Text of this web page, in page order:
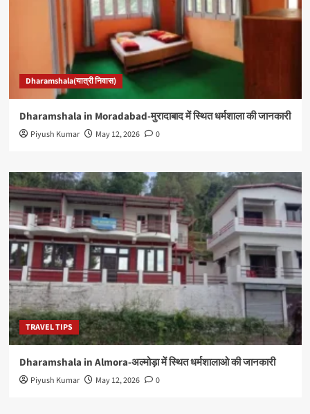
Dharamshala(यात्री निवास)
Dharamshala in Moradabad-मुरादाबाद में स्थित धर्मशाला की जानकारी
Piyush Kumar May 12, 2026 0
TRAVEL TIPS
Dharamshala in Almora-अल्मोड़ा में स्थित धर्मशालाओ की जानकारी
Piyush Kumar May 12, 2026 0